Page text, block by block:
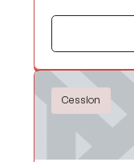
Cession